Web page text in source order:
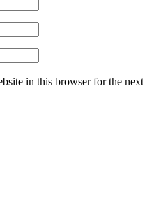
in this browser for the next